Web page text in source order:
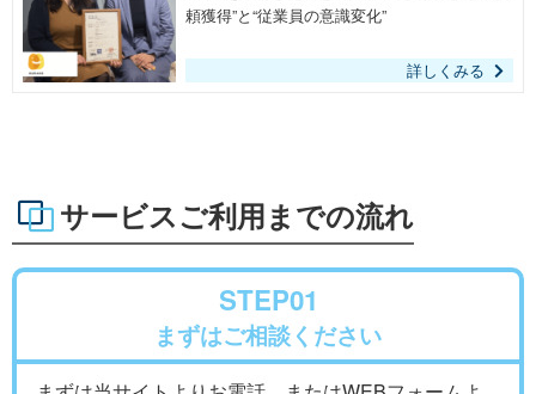
頼獲得”と“従業員の意識変化”
詳しくみる
サービスご利用までの流れ
STEP01
まずはご相談ください